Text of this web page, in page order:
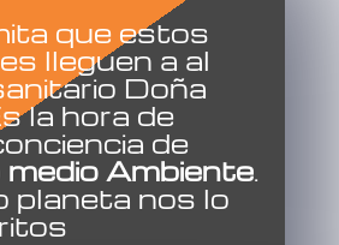
que estos
lleguen a al
Doña
la hora de
de
medio Ambiente.
planeta nos lo